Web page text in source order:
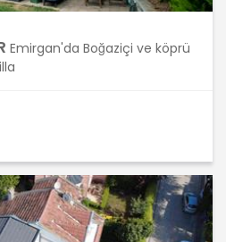
kişisel veri işleme
yanında bu
aradığı özel
İŞLENME ŞARTLARI
Tespiti ve İşlenmesi
Emirgan'da Boğaziçi ve köprü